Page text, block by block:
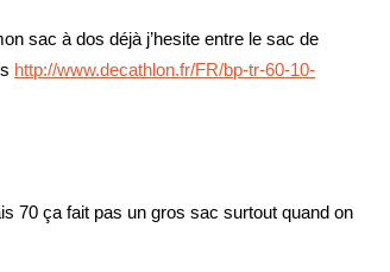
sac à dos déjà j’hesite entre le sac de
http://www.decathlon.fr/FR/bp-tr-60-10-
70 ça fait pas un gros sac surtout quand on